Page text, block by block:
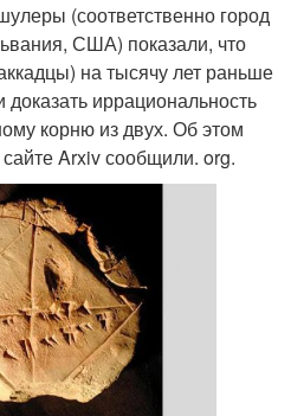
(соответственно город
США) показали, что
на тысячу лет раньше
иррациональность
корню из двух. Об этом
Arxiv сообщили. org.